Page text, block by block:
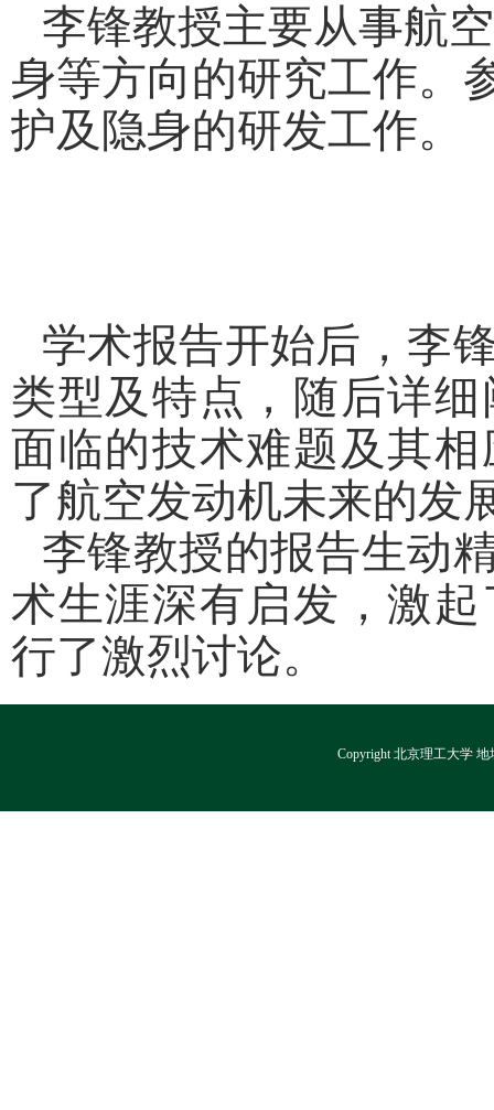
李锋教授主要从事航
身等方向的研究工作。
护及隐身的研发工作。
学术报告开始后，李
类型及特点，随后详
面临的技术难题及其
了航空发动机未来的发
李锋教授的报告生动
术生涯深有启发，激
行了激烈讨论。
Copyright 北京理工大学